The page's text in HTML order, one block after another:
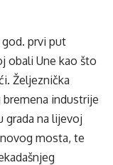
god. prvi put
obali Une kao što
Željeznička
industrije
grada na lijevoj
mosta, te